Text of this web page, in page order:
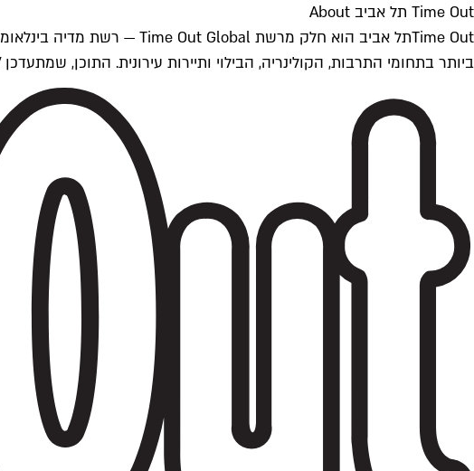
Time Out תל אביב About
ביותר בתחומי התרבות, הקולינריה, הבילוי ותיירות עירונית. התוכן, שמתעדכן 24/7, נכתב ונערך על ידי צוות עיתונאים מקצועי מקומי בישראל, בהתאם לסטנדרטים של Time Out העולמית.